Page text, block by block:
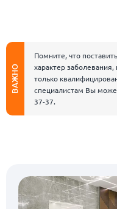
ВАЖНО
Помните, что
характер
только
специалистам Вы
37-37.